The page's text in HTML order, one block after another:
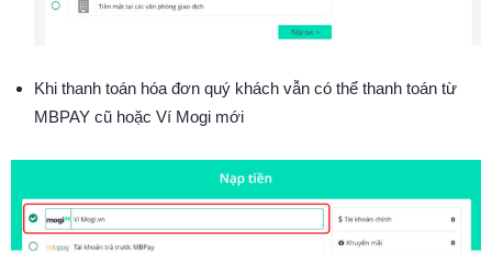
Khi thanh toán hóa đơn quý khách vẫn có thể thanh toán từ
MBPAY cũ hoặc Ví Mogi mới